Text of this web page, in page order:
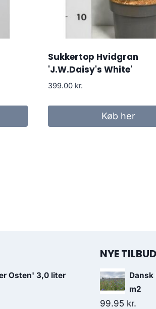
Sukkertop Hvidgran
'J.W.Daisy's White'
399.00 kr.
Køb her
Osten' 3,0 liter
NYE TILBUD
m2
99.95 kr.